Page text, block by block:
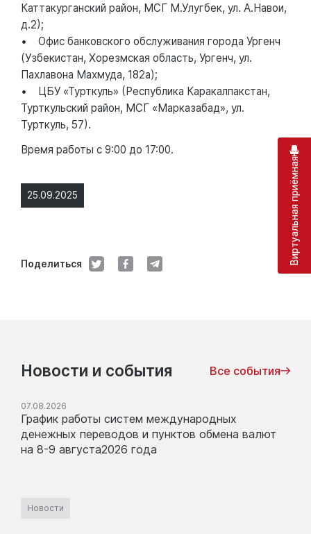
25.09.2025
Поделиться
Каттакурганский район, МСГ М.Улугбек, ул. А.Навои,
д.2);
• Офис банковского обслуживания города Ургенч
(Узбекистан, Хорезмская область, Ургенч, ул.
Пахлавона Махмуда, 182а);
• ЦБУ «Турткуль» (Республика Каракалпакстан,
Турткульский район, МСГ «Марказабад», ул.
Турткуль, 57).
Время работы с 9:00 до 17:00.
Новости и события Все события
07.08.2026
График работы систем международных
денежных переводов и пунктов обмена валют
на 8-9 августа2026 года
Новости
Виртуальная приёмная